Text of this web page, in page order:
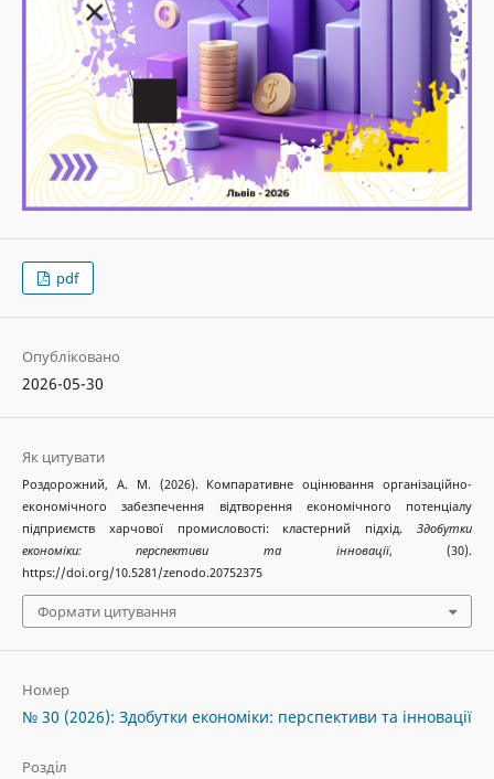
pdf
Опубліковано
2026-05-30
Як цитувати
Роздорожний, А. М. (2026). Компаративне оцінювання організаційно-
економічного забезпечення відтворення економічного потенціалу
підприємств харчової промисловості: кластерний підхід.Здобутки
економіки: перспективи та інновації, (30).
https://doi.org/10.5281/zenodo.20752375
Формати цитування
Номер
№ 30 (2026): Здобутки економіки: перспективи та інновації
Розділ